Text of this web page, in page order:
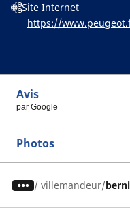
Site Internet
https://
Avis
par Google
Photos
/ villemandeur